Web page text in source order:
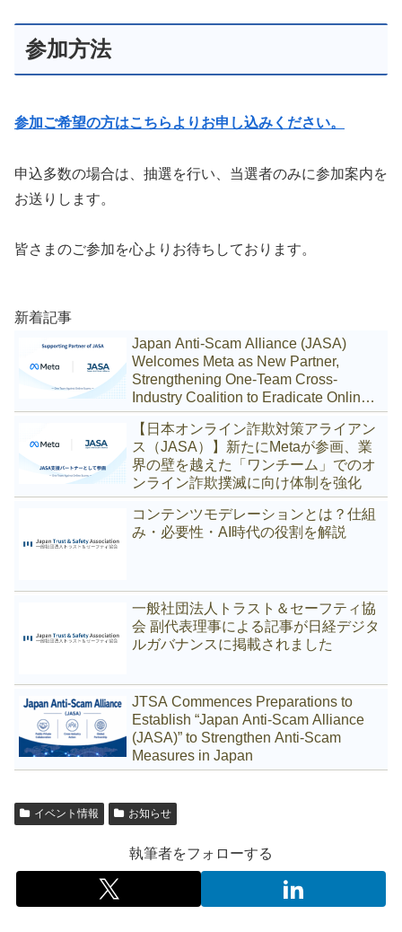
参加方法
参加ご希望の方はこちらよりお申し込みください。
申込多数の場合は、抽選を行い、当選者のみに参加案内を
お送りします。
皆さまのご参加を心よりお待ちしております。
新着記事
Japan Anti-Scam Alliance (JASA)
Welcomes Meta as New Partner,
Strengthening One-Team Cross-
Industry Coalition to Eradicate Online
Scams
【日本オンライン詐欺対策アライアン
ス（JASA）】新たにMetaが参画、業
界の壁を越えた「ワンチーム」でのオ
ンライン詐欺撲滅に向け体制を強化
コンテンツモデレーションとは？仕組
み・必要性・AI時代の役割を解説
一般社団法人トラスト＆セーフティ協
会 副代表理事による記事が日経デジタ
ルガバナンスに掲載されました
JTSA Commences Preparations to
Establish “Japan Anti-Scam Alliance
(JASA)” to Strengthen Anti-Scam
Measures in Japan
イベント情報 お知らせ
執筆者をフォローする